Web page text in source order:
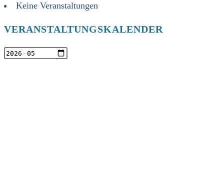
Keine Veranstaltungen
VERANSTALTUNGSKALENDER